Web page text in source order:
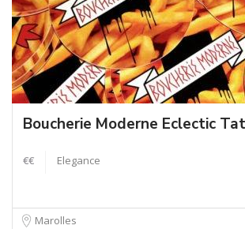
Boucherie Moderne Eclectic
€€ Elegance
Marolles